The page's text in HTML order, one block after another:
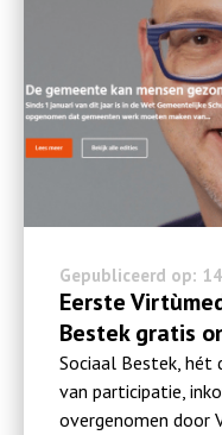
Gepubliceerd op:
Eerste
Bestek gratis
Sociaal Bestek,
van participatie,
overgenomen door